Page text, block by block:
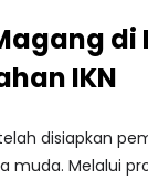
di
IKN
disiapkan
muda. Melalui